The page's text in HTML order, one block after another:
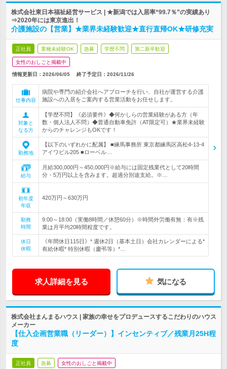
株式会社東日本福祉経営サービス | ★新潟では入居率“99.7％”の実績あり
⇒2020年には東京進出！
介護施設の【営業】★業界未経験歓迎★直行直帰OK★研修充実
正社員 業種未経験OK 急募 学歴不問 第二新卒歓迎
女性のおしごと掲載中
情報更新日：2026/06/05 終了予定日： 2026/11/26
仕事内容
病院や専門の紹介会社へアプローチを行い、自社が運営する介護
施設への入居をご案内する営業活動をお任せします。
対象と
なる方
【学歴不問】《必須要件》◆何かしらの営業経験がある方（年
数・個人法人不問）◆普通自動車免許（AT限定可）★業界未経験
からのチャレンジもOKです！
勤務地
【以下のいずれかに配属】 ■練馬事務所 東京都練馬区高松4-13-4
アイワビル205 ■ローベル…
給与
月給300,000円～450,000円※給与には固定残業代として20時間
分・5万円以上を含みます。超過分別途支給。※…
初年度
年収
420万円～630万円
勤務
時間
9:00～18:00（実働8時間／休憩60分）※時間外労働有無：有※残
業は月平均20時間程度です。
休日
休暇
《年間休日115日》* 週休2日（基本土日）会社カレンダーによる*
有給休暇* 特別休暇（慶弔等）*…
求人詳細を見る 気になる
株式会社まんまるハウス | 家族の幸せをプロデュースするこだわりのハウス
メーカー
【仕入企画営業職（リーダー）】インセンティブ／残業月25H程
度
正社員 急募 女性のおしごと掲載中